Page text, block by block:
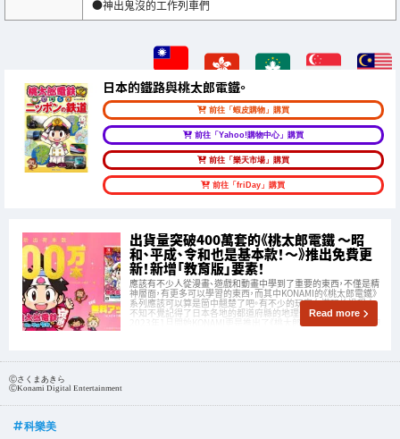
●神出鬼沒的工作列車們
日本的鐵路與桃太郎電鐵。
前往「蝦皮購物」購買
前往「Yahoo!購物中心」購買
前往「樂天市場」購買
前往「friDay」購買
出貨量突破400萬套的《桃太郎電鐵 ～昭
和、平成、令和也是基本款！～》推出免費更
新！新增「教育版」要素！
應該有不少人從漫畫、遊戲和動畫中學到了重要的東西，不僅是精
神層面，有更多可以學習的東西，而其中KONAMI的《桃太郎電鐵》
系列應該可以算是箇中翹楚了吧。有不少的玩家在遊玩的過程中
不知不覺記得了日本各地的都道府縣的地理位置和特產，而從
2023年1月開始KONAMI更是推出了《桃太郎電鐵 教育版Lite～日
Read more
Ⓒさくまあきら
ⒸKonami Digital Entertainment
科樂美